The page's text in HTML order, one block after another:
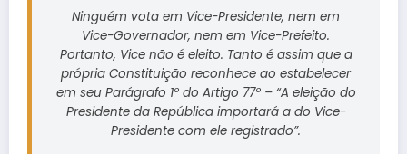
Ninguém vota em Vice-Presidente, nem em
Vice-Governador, nem em Vice-Prefeito.
Portanto, Vice não é eleito. Tanto é assim que a
própria Constituição reconhece ao estabelecer
em seu Parágrafo 1º do Artigo 77º – “A eleição do
Presidente da República importará a do Vice-
Presidente com ele registrado”.